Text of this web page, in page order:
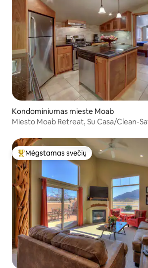
Kondominiumas mieste Moab
Miesto Moab Retreat, Su Casa/Clean-
Svečių mėgstamiausias
Mėgstamas svečių